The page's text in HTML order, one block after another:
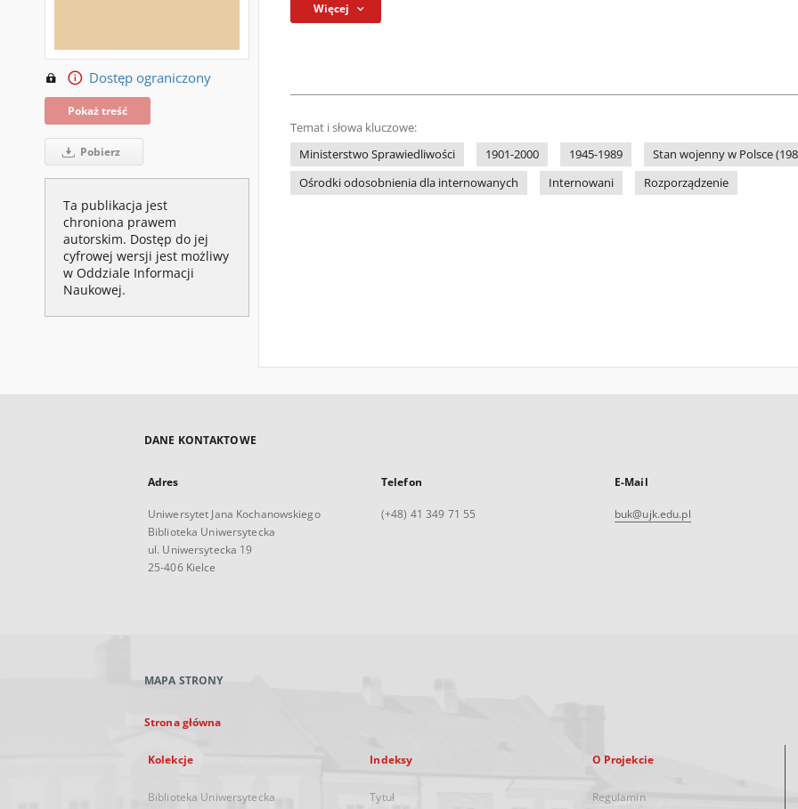
Dostęp ograniczony
Pokaż treść
Pobierz
Ta publikacja jest
chroniona prawem
autorskim. Dostęp do jej
cyfrowej wersji jest możliwy
w Oddziale Informacji
Naukowej.
Więcej
Temat i słowa kluczowe:
Ministerstwo Sprawiedliwości
1901-2000 1945-1989
Stan wojenny w Polsce
Ośrodki odosobnienia dla internowanych
Internowani Rozporządzenie
DANE KONTAKTOWE
Adres
Uniwersytet Jana Kochanowskiego
Biblioteka Uniwersytecka
ul. Uniwersytecka 19
25-406 Kielce
Telefon
(+48) 41 349 71 55
E-Mail
buk@ujk.edu.pl
MAPA STRONY
Strona główna
Kolekcje
Biblioteka Uniwersytecka
Indeksy
Tytuł
O Projekcie
Regulamin